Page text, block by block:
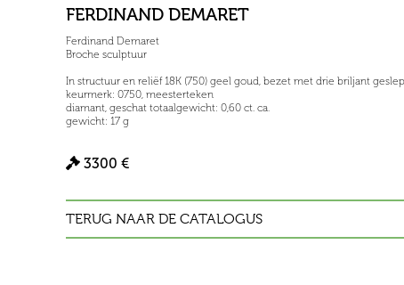
FERDINAND DEMARET
Ferdinand Demaret
Broche sculptuur
In structuur en reliëf 18K (750) geel goud, bezet met drie briljant
keurmerk: 0750, meesterteken
diamant, geschat totaalgewicht: 0,60 ct. ca.
gewicht: 17 g
3300 €
TERUG NAAR DE CATALOGUS